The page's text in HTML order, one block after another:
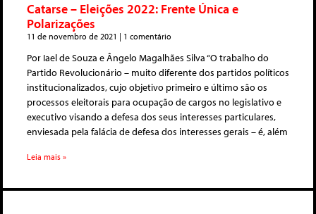
Catarse – Eleições 2022: Frente Única e
Polarizações
11 de novembro de 2021 1 comentário
Por Iael de Souza e Ângelo Magalhães Silva “O trabalho do
Partido Revolucionário – muito diferente dos partidos políticos
institucionalizados, cujo objetivo primeiro e último são os
processos eleitorais para ocupação de cargos no legislativo e
executivo visando a defesa dos seus interesses particulares,
enviesada pela falácia de defesa dos interesses gerais – é, além
Leia mais »